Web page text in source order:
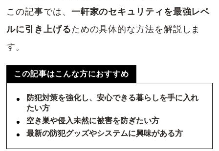
この記事では、 一軒家のセキュリティを最強レベ
ルに引き上げるための具体的な方法を解説しま
す。
この記事はこんな方におすすめ
防犯対策を強化し、安心できる暮らしを手に入れ
たい方
空き巣や侵入未然に被害を防ぎたい方
最新の防犯グッズやシステムに興味がある方